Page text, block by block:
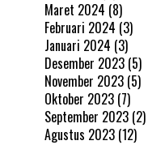
Maret 2024 (8)
Februari 2024 (3)
Januari 2024 (3)
Desember 2023 (5)
November 2023 (5)
Oktober 2023 (7)
September 2023 (2)
Agustus 2023 (12)